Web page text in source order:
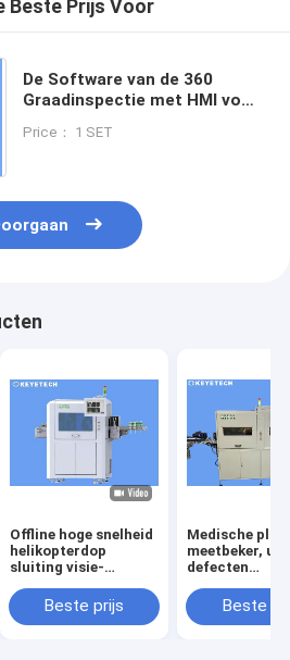
Beste Prijs Voor
De Software van de 360
Graadinspectie met HMI voor
Verpakkingskwaliteitsborging
Price： 1 SET
Offline hoge snelheid
helikopterdop
sluiting visie-
Beste prijs
Medische
meetbeker,
defecten
Beste